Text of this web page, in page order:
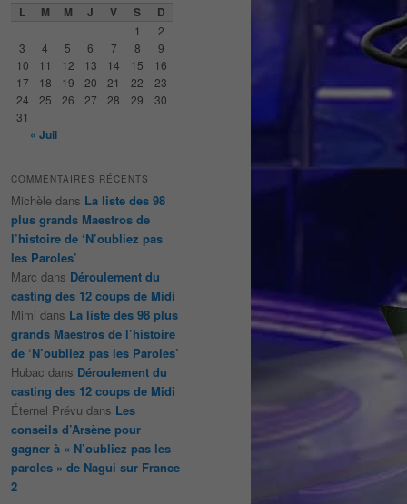
L M M J V S D
1
2
3
4 5 6 7 8
9
10
11 12 13 14 15
16
17
18 19 20 21 22
23
24
25 26 27 28 29
30
31
« Juil
COMMENTAIRES RÉCENTS
Michèle dans La liste des 98
plus grands Maestros de
l’histoire de ‘N’oubliez pas
les Paroles’
Marc dans Déroulement du
casting des 12 coups de Midi
Mimi dans La liste des 98 plus
grands Maestros de l’histoire
de ‘N’oubliez pas les Paroles’
Hubac dans Déroulement du
casting des 12 coups de Midi
Éternel Prévu dans Les
conseils d’Arsène pour
gagner à « N’oubliez pas les
paroles » de Nagui sur France
2